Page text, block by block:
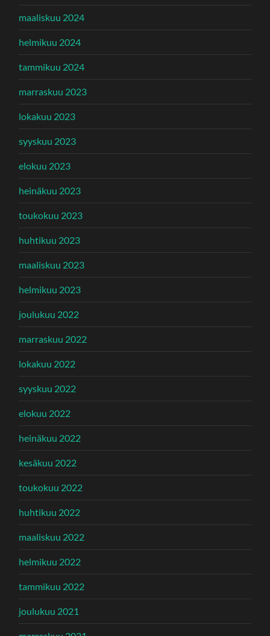
maaliskuu 2024
helmikuu 2024
tammikuu 2024
marraskuu 2023
lokakuu 2023
syyskuu 2023
elokuu 2023
heinäkuu 2023
toukokuu 2023
huhtikuu 2023
maaliskuu 2023
helmikuu 2023
joulukuu 2022
marraskuu 2022
lokakuu 2022
syyskuu 2022
elokuu 2022
heinäkuu 2022
kesäkuu 2022
toukokuu 2022
huhtikuu 2022
maaliskuu 2022
helmikuu 2022
tammikuu 2022
joulukuu 2021